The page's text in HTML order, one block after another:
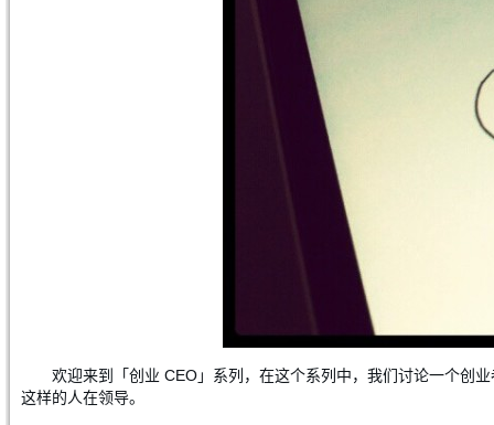
欢迎来到「创业 CEO」系列，在这个系列中，我们讨论一个创
这样的人在领导。